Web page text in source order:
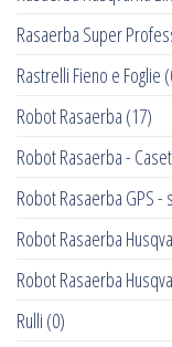
Rasaerba Super
Rastrelli Fieno e Foglie
Robot Rasaerba (17)
Robot Rasaerba -
Robot Rasaerba GPS -
Robot Rasaerba
Robot Rasaerba
Rulli (0)